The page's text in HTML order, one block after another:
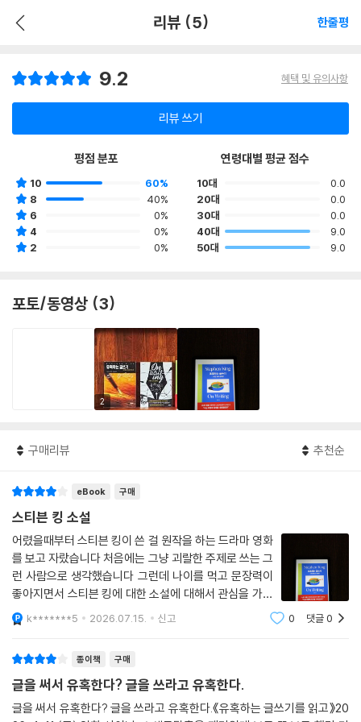
리뷰 (5) 한줄평
9.2 혜택 및 유의사항
리뷰 쓰기
평점 분포
10
60%
8
40%
6
0%
4
0%
2
0%
연령대별 평균 점수
10대
0.0
20대
0.0
30대
0.0
40대
9.0
50대
9.0
포토/동영상 (3)
2
구매리뷰 추천순
eBook 구매
스티븐 킹 소설
어렸을때부터 스티븐 킹이 쓴 걸 원작을 하는 드라마 영화
를 보고 자랐습니다 처음에는 그냥 괴랄한 주제로 쓰는 그
런 사람으로 생각했습니다 그런데 나이를 먹고 문장력이
좋아지면서 스티븐 킹에 대한 소설에 대해서 관심을 가지
게 되었습니다 영화도 영화지만 환상특급이라고 80년대
미국 드라마가 있습니다 이 기발한 소재를 보면서 관심을
k*******5 2026.07.15. 신고 0 댓글0
종이책 구매
글을 써서 유혹한다? 글을 쓰라고 유혹한다.
글을 써서 유혹한다? 글을 쓰라고 유혹한다.《유혹하는 글쓰기를 읽고》20